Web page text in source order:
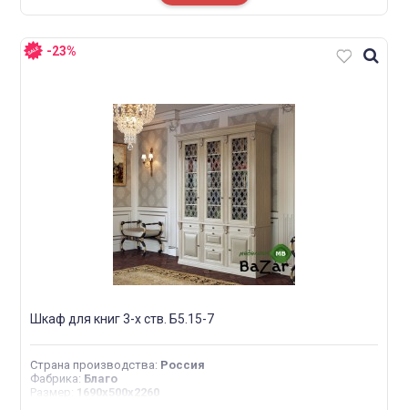
-23%
Шкаф для книг 3-х ств. Б5.15-7
Страна производства: Россия
Фабрика: Благо
Размер : 1690х500х2260